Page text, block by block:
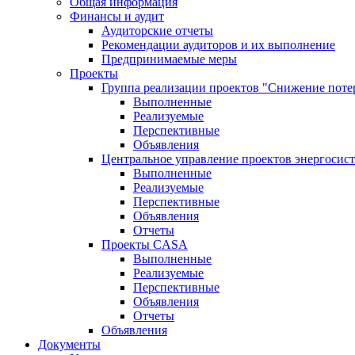
Финансы и аудит
Аудиторские отчеты
Рекомендации аудиторов и их выполнение
Предпринимаемые меры
Проекты
Группа реализации проектов "Снижение
Выполненные
Реализуемые
Перспективные
Объявления
Центральное управление проектов
Выполненные
Реализуемые
Перспективные
Объявления
Отчеты
Проекты CASA
Выполненные
Реализуемые
Перспективные
Объявления
Отчеты
Объявления
Документы